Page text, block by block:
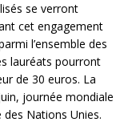
se verront
cet engagement
l’ensemble des
lauréats pourront
de 30 euros. La
journée mondiale
des Nations Unies.